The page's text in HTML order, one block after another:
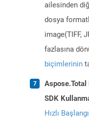
ailesinden
dosya
image(TIFF,
fazlasına
biçimlerinin
Aspose.Total
SDK
Hızlı